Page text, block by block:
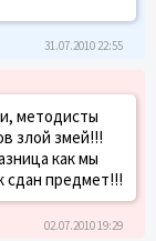
31.07.2010 22:55
методисты
злой змей!!!
как мы
сдан предмет!!!
02.07.2010 19:29